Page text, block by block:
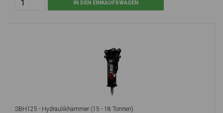
SBH125 - Hydraulikhammer (15 - 18 Tonnen)